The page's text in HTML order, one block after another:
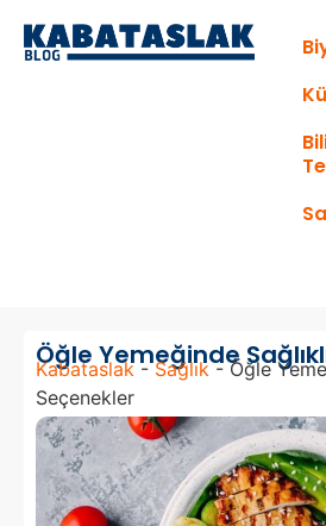
Öğle Yemeğinde
Kabataslak -Sağlık-Öğle
Seçenekler